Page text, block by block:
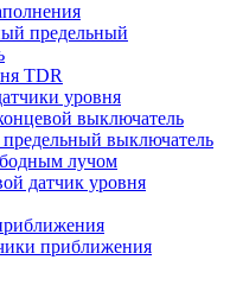
предельный
TDR
уровня
выключатель
выключатель
лучом
датчик уровня
приближения